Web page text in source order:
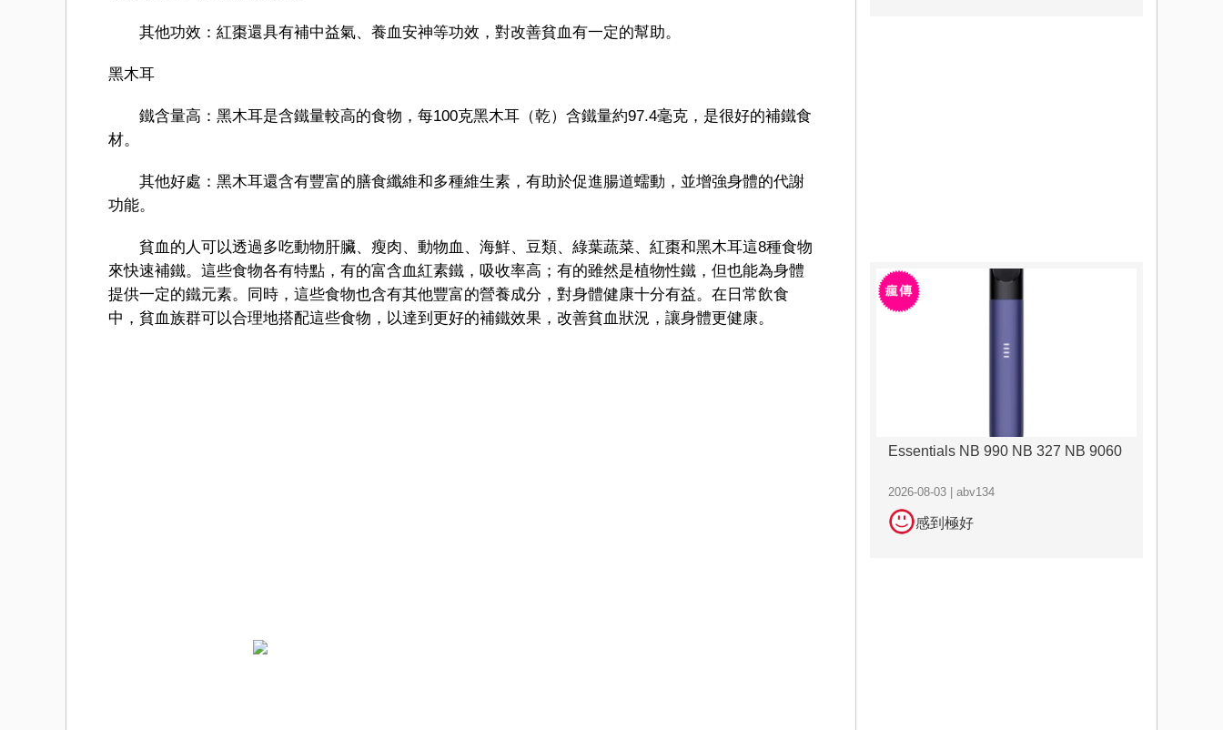
其他功效：紅棗還具有補中益氣、養血安神等功效，對改善貧血有一定的幫助。
黑木耳
鐵含量高：黑木耳是含鐵量較高的食物，每100克黑木耳（乾）含鐵量約97.4毫克，是很好的補鐵食
材。
其他好處：黑木耳還含有豐富的膳食纖維和多種維生素，有助於促進腸道蠕動，並增強身體的代謝
功能。
貧血的人可以透過多吃動物肝臟、瘦肉、動物血、海鮮、豆類、綠葉蔬菜、紅棗和黑木耳這8種食物
來快速補鐵。這些食物各有特點，有的富含血紅素鐵，吸收率高；有的雖然是植物性鐵，但也能為身體
提供一定的鐵元素。同時，這些食物也含有其他豐富的營養成分，對身體健康十分有益。在日常飲食
中，貧血族群可以合理地搭配這些食物，以達到更好的補鐵效果，改善貧血狀況，讓身體更健康。
Essentials NB 990 NB 327 NB 9060
2026-08-03 | abv134
感到極好